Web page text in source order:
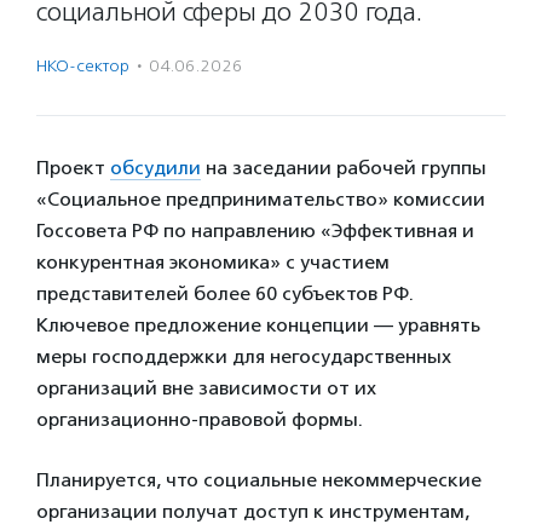
социальной сферы до 2030 года.
НКО-сектор · 04.06.2026
Проект обсудили на заседании рабочей группы
«Социальное предпринимательство» комиссии
Госсовета РФ по направлению «Эффективная и
конкурентная экономика» с участием
представителей более 60 субъектов РФ.
Ключевое предложение концепции — уравнять
меры господдержки для негосударственных
организаций вне зависимости от их
организационно-правовой формы.
Планируется, что социальные некоммерческие
организации получат доступ к инструментам,